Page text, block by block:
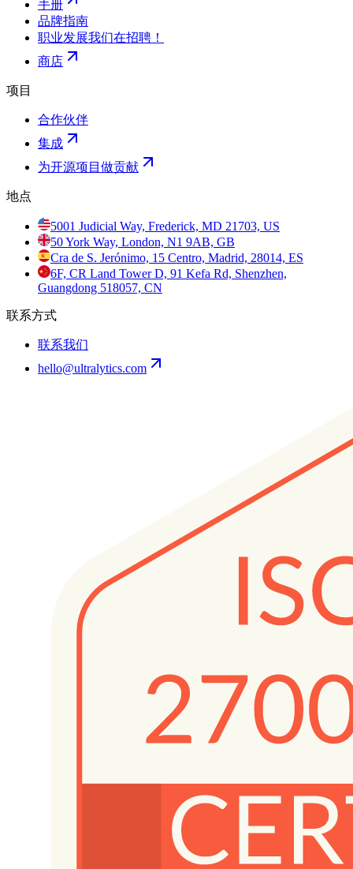
手册
品牌指南
职业发展我们在招聘！
商店
项目
合作伙伴
集成
为开源项目做贡献
地点
5001 Judicial Way, Frederick, MD 21703, US
50 York Way, London, N1 9AB, GB
Cra de S. Jerónimo, 15 Centro, Madrid, 28014, ES
6F, CR Land Tower D, 91 Kefa Rd, Shenzhen,
Guangdong 518057, CN
联系方式
联系我们
hello@ultralytics.com